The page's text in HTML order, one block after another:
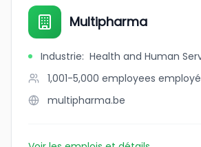
Multipharma
Industrie: Health and Human
1,001-5,000 employees
multipharma.be